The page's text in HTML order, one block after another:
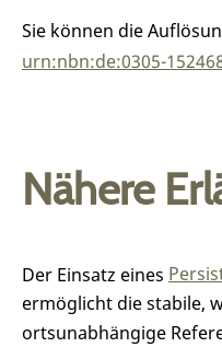
Sie können die
urn:nbn:de:0305-
Nähere
Der Einsatz eines
ermöglicht die stabile,
ortsunabhängige